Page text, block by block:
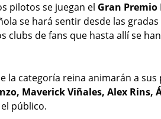
pilotos se juegan el Gran
se hará sentir desde las
clubs de fans que hasta allí se
la categoría reina animarán a
Maverick Viñales, Alex Rins,
público.